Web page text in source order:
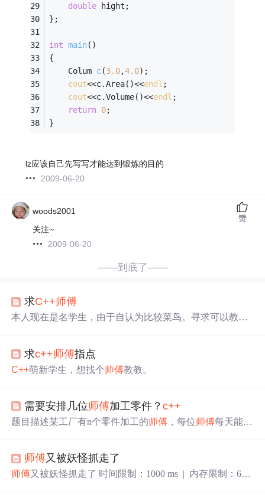
double hight;
};
int main()
{
Colum c(3.0,4.0) ;
cout<<c.Area()<<endl ;
cout<<c.Volume()<<endl ;
return 0;
}
lz应该自己先写写才能达到锻炼的目的
2009-06-20
woods2001
关注~
2009-06-20
赞
——到底了——
求C++师傅
本人现在是名学生，由于自认为比较菜鸟。寻求可以教导
求c++师傅指点
C++萌新学生，想找个师傅教教。
需要安排几位师傅加工零件？c++
题目描述某工厂有n个零件加工的师傅 ，每位师傅每天能够
务，如果安排所有的师傅都参与加工也不能在一天内完成
任务， 请输出“NO”。输入第一行有两个整数，用空格隔
师傅又被妖怪抓走了
师傅又被妖怪抓走了 时间限制：1000 ms | 内存限制：655